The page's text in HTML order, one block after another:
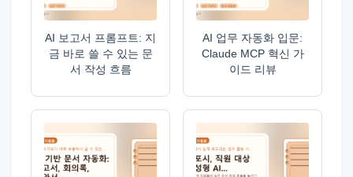
AI 보고서 프롬프트: 지
금 바로 쓸 수 있는 문
서 작성 흐름
AI 업무 자동화 입문:
Claude MCP 혁신 가
이드 리뷰